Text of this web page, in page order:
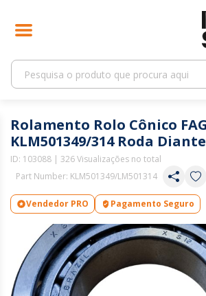
Rolamento Rolo Cônico FAG
KLM501349/314 Roda
ID: 103088 | 326 Visualizações no total
Part Number: KLM501349/LM501314
Vendedor PRO Pagamento Seguro